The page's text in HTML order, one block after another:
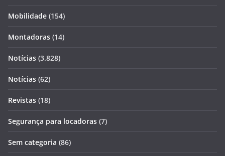
Mobilidade (154)
Montadoras (14)
Notícias (3.828)
Notícias (62)
Revistas (18)
Segurança para locadoras (7)
Sem categoria (86)